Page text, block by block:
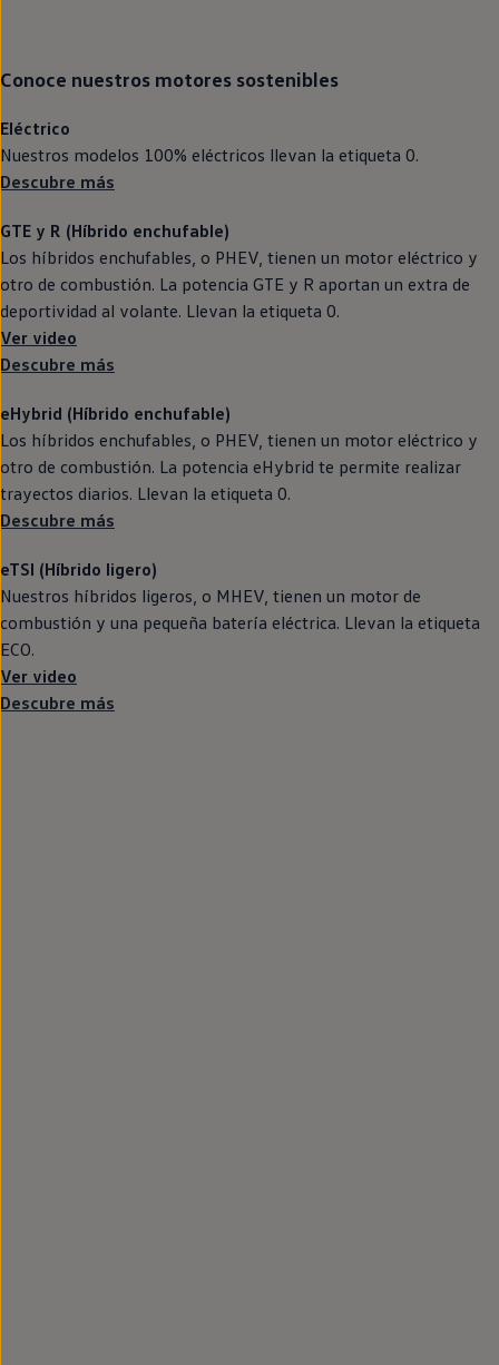
Conoce nuestros motores sostenibles
Eléctrico
Nuestros modelos 100% eléctricos llevan la etiqueta 0.
Descubre más
GTE y R (Híbrido enchufable)
Los híbridos enchufables, o PHEV, tienen un motor eléctrico y
otro de combustión. La potencia GTE y R aportan un extra de
deportividad al volante. Llevan la etiqueta 0.
Ver video
Descubre más
eHybrid (Híbrido enchufable)
Los híbridos enchufables, o PHEV, tienen un motor eléctrico y
otro de combustión. La potencia eHybrid te permite realizar
trayectos diarios. Llevan la etiqueta 0.
Descubre más
eTSI (Híbrido ligero)
Nuestros híbridos ligeros, o MHEV, tienen un motor de
combustión y una pequeña batería eléctrica. Llevan la etiqueta
ECO.
Ver video
Descubre más